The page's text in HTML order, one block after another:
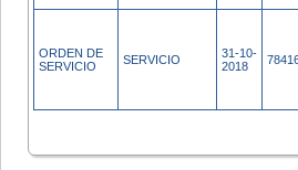
ORDEN DE
SERVICIO
SERVICIO
31-10-
2018